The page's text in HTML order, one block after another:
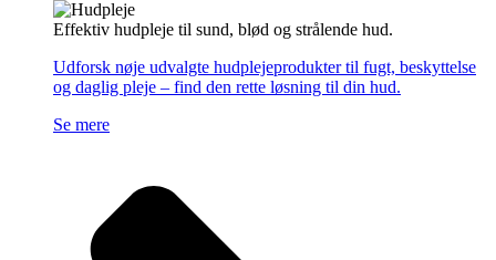
Effektiv hudpleje til sund, blød og strålende hud.
Udforsk nøje udvalgte hudplejeprodukter til fugt, beskyttelse
og daglig pleje – find den rette løsning til din hud.
Se mere